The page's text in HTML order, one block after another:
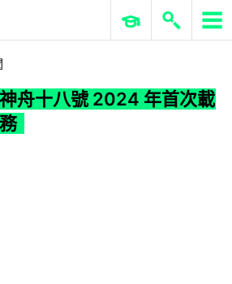
ERP 與商業 AI
舟十八號 2024 年首次載